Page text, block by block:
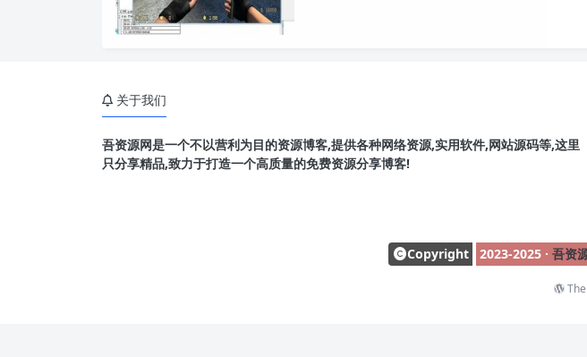
关于我们
吾资源网是一个不以营利为目的资源博客,提供各种网络资源,实用软件,网站源码等,这里
只分享精品,致力于打造一个高质量的免费资源分享博客!
Copyright 2023-2025 · 吾资